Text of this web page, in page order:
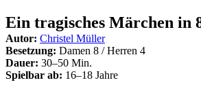
Ein tragisches Märchen in
Autor: Christel Müller
Besetzung: Damen 8 / Herren 4
Dauer: 30–50 Min.
Spielbar ab: 16–18 Jahre